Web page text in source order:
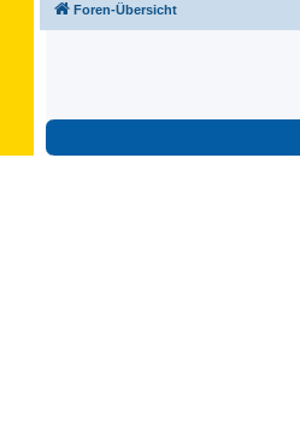
Foren-Übersicht